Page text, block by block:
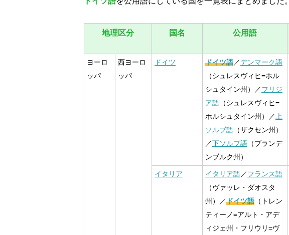
地理区分 国名 公用語
ヨーロ
ッパ
西ヨーロ
ッパ
ドイツ ドイツ語／デンマーク語
（シュレスヴィヒ=ホル
シュタイン州）／フリジ
ア語 （シュレスヴィヒ=
ホルシュタイン州）／ 上
ソルブ語 （ザクセン州）
／下ソルブ語 （ブランデ
ンブルク州）
イタリア イタリア語／フランス語
（ヴァッレ・ダオスタ
州）／ドイツ語 （トレン
ティーノ=アルト・アデ
ィジェ州・フリウリ=ヴ